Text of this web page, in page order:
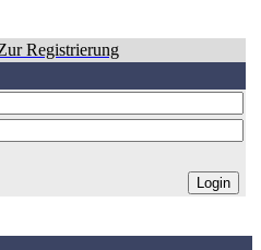
Registrierung